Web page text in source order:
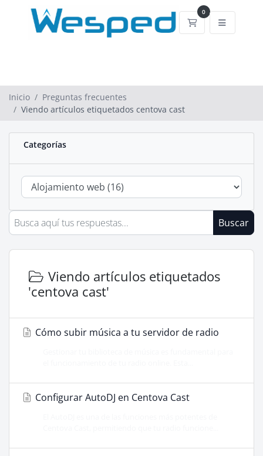
0
Carrito de
Inicio
Preguntas frecuentes
Viendo artículos etiquetados centova cast
Categorías
Buscar
Viendo artículos etiquetados
'centova cast'
Cómo subir música a tu servidor de radio
Configurar AutoDJ en Centova Cast